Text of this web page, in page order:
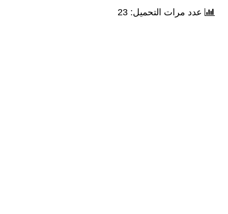
عدد مرات التحميل: 23